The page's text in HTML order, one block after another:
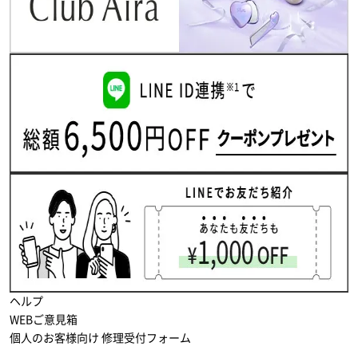
ヘルプ
WEBご意見箱
個人のお客様向け 修理受付フォーム